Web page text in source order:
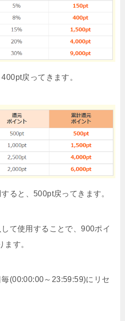
戻ってきます。
ると、500pt戻ってきます。
て使用することで、900ポイ
ます。
(00:00:00～23:59:59)にリセ